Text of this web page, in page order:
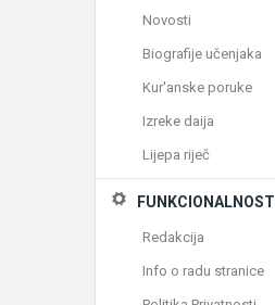
Novosti
Biografije učenjaka
Kur'anske poruke
Izreke daija
Lijepa riječ
FUNKCIONALNOST
Redakcija
Info o radu stranice